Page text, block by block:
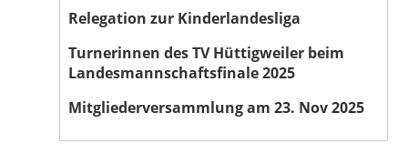
Relegation zur Kinderlandesliga
Turnerinnen des TV Hüttigweiler beim
Landesmannschaftsfinale 2025
Mitgliederversammlung am 23. Nov 2025